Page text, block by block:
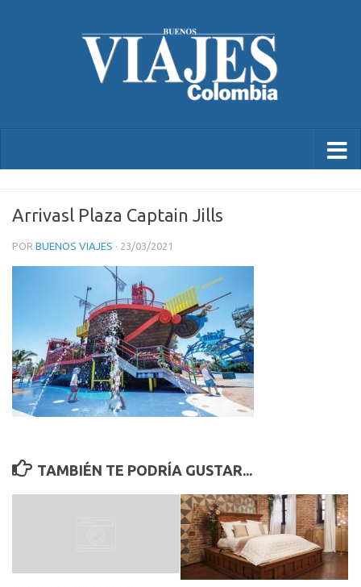
Arrivasl Plaza Captain Jills
POR BUENOS VIAJES · 23/03/2021
TAMBIÉN TE PODRÍA GUSTAR...